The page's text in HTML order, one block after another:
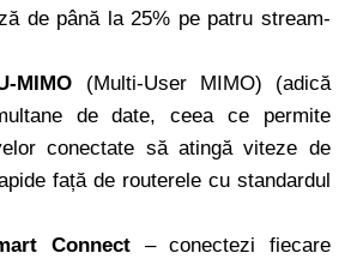
de până la 25% pe patru stream-
MIMO (Multi-User MIMO) (adică
de date, ceea ce permite
conectate să atingă viteze de
față de routerele cu standardul
Connect – conectezi fiecare